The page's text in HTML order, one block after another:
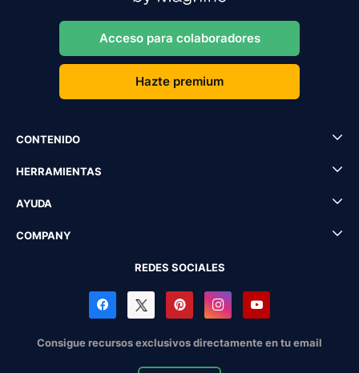
Acceso para colaboradores
Hazte premium
CONTENIDO
HERRAMIENTAS
AYUDA
COMPANY
REDES SOCIALES
Consigue recursos exclusivos directamente en tu email